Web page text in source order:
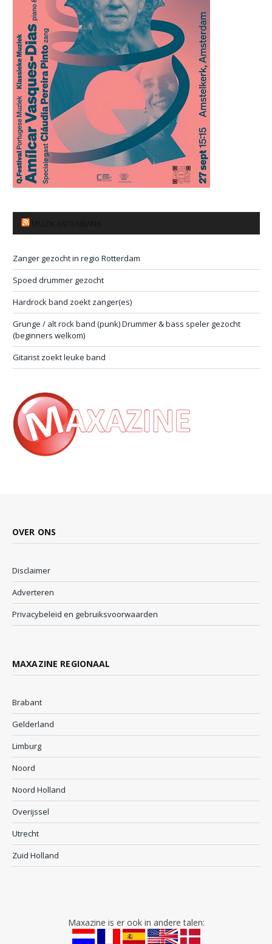
Zanger gezocht in regio Rotterdam
Spoed drummer gezocht
Hardrock band zoekt zanger(es)
Grunge / alt rock band (punk) Drummer & bass speler gezocht
(beginners welkom)
Gitarist zoekt leuke band
OVER ONS
Disclaimer
Adverteren
Privacybeleid en gebruiksvoorwaarden
MAXAZINE REGIONAAL
Brabant
Gelderland
Limburg
Noord
Noord Holland
Overijssel
Utrecht
Zuid Holland
Maxazine is er ook in andere talen: